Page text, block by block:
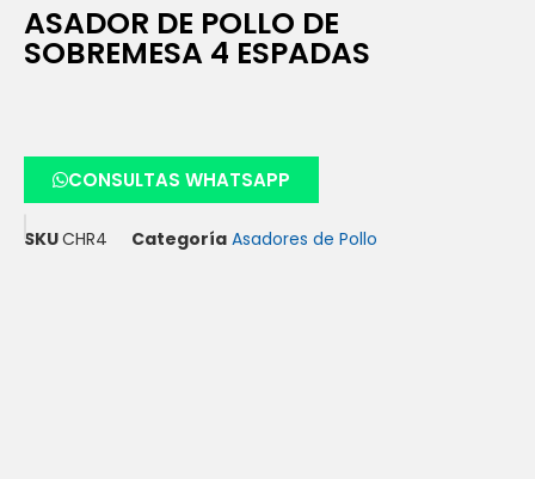
ASADOR DE POLLO DE
SOBREMESA 4 ESPADAS
CONSULTAS WHATSAPP
SKUCHR4 Categoría Asadores de Pollo